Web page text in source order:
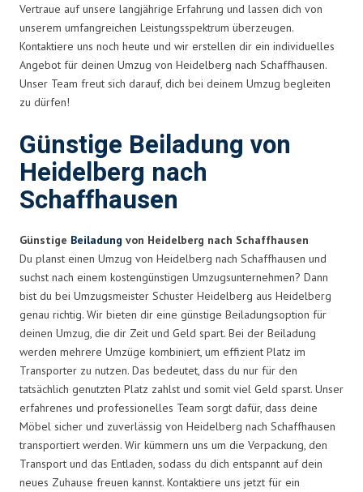
Vertraue auf unsere langjährige Erfahrung und lassen dich von
unserem umfangreichen Leistungsspektrum überzeugen.
Kontaktiere uns noch heute und wir erstellen dir ein individuelles
Angebot für deinen Umzug von Heidelberg nach Schaffhausen.
Unser Team freut sich darauf, dich bei deinem Umzug begleiten
zu dürfen!
Günstige Beiladung von
Heidelberg nach
Schaffhausen
Günstige Beiladung von Heidelberg nach Schaffhausen
Du planst einen Umzug von Heidelberg nach Schaffhausen und
suchst nach einem kostengünstigen Umzugsunternehmen? Dann
bist du bei Umzugsmeister Schuster Heidelberg aus Heidelberg
genau richtig. Wir bieten dir eine günstige Beiladungsoption für
deinen Umzug, die dir Zeit und Geld spart. Bei der Beiladung
werden mehrere Umzüge kombiniert, um effizient Platz im
Transporter zu nutzen. Das bedeutet, dass du nur für den
tatsächlich genutzten Platz zahlst und somit viel Geld sparst. Unser
erfahrenes und professionelles Team sorgt dafür, dass deine
Möbel sicher und zuverlässig von Heidelberg nach Schaffhausen
transportiert werden. Wir kümmern uns um die Verpackung, den
Transport und das Entladen, sodass du dich entspannt auf dein
neues Zuhause freuen kannst. Kontaktiere uns jetzt für ein